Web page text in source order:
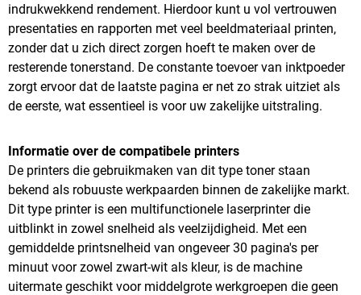
indrukwekkend rendement. Hierdoor kunt u vol vertrouwen
presentaties en rapporten met veel beeldmateriaal printen,
zonder dat u zich direct zorgen hoeft te maken over de
resterende tonerstand. De constante toevoer van inktpoeder
zorgt ervoor dat de laatste pagina er net zo strak uitziet als
de eerste, wat essentieel is voor uw zakelijke uitstraling.
Informatie over de compatibele printers
De printers die gebruikmaken van dit type toner staan
bekend als robuuste werkpaarden binnen de zakelijke markt.
Dit type printer is een multifunctionele laserprinter die
uitblinkt in zowel snelheid als veelzijdigheid. Met een
gemiddelde printsnelheid van ongeveer 30 pagina's per
minuut voor zowel zwart-wit als kleur, is de machine
uitermate geschikt voor middelgrote werkgroepen die geen